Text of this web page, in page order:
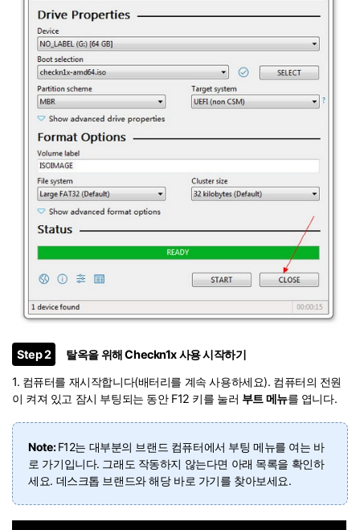
Step 2
탈옥을 위해 Checkn1x 사용 시작하기
1. 컴퓨터를 재시작합니다(배터리를 계속 사용하세요). 컴퓨터의 전원
이 켜져 있고 잠시 부팅되는 동안 F12 키를 눌러 부트 메뉴를 엽니다.
Note:F12는 대부분의 브랜드 컴퓨터에서 부팅 메뉴를 여는 바
로 가기입니다. 그래도 작동하지 않는다면 아래 목록을 확인하
세요. 데스크톱 브랜드와 해당 바로 가기를 찾아보세요.